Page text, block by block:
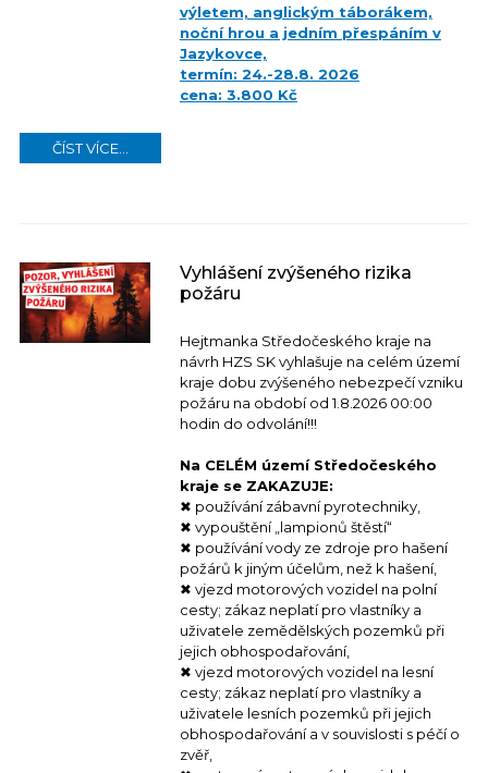
výletem, anglickým táborákem,
noční hrou a jedním přespáním v
Jazykovce,
termín: 24.-28.8. 2026
cena: 3.800 Kč
ČÍST VÍCE...
Vyhlášení zvýšeného rizika
požáru
Hejtmanka Středočeského kraje na
návrh HZS SK vyhlašuje na celém území
kraje dobu zvýšeného nebezpečí vzniku
požáru na období od 1.8.2026 00:00
hodin do odvolání!!!
Na CELÉM území Středočeského
kraje se ZAKAZUJE:
✖ používání zábavní pyrotechniky,
✖ vypouštění „lampionů štěstí“
✖ používání vody ze zdroje pro hašení
požárů k jiným účelům, než k hašení,
✖ vjezd motorových vozidel na polní
cesty; zákaz neplatí pro vlastníky a
uživatele zemědělských pozemků při
jejich obhospodařování,
✖ vjezd motorových vozidel na lesní
cesty; zákaz neplatí pro vlastníky a
uživatele lesních pozemků při jejich
obhospodařování a v souvislosti s péčí o
zvěř,